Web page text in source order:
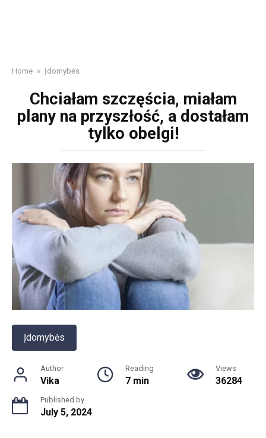
Home » Įdomybės
Chciałam szczęścia, miałam
plany na przyszłość, a dostałam
tylko obelgi!
Įdomybės
Author
Vika
Reading
7 min
Views
36284
Published by
July 5, 2024